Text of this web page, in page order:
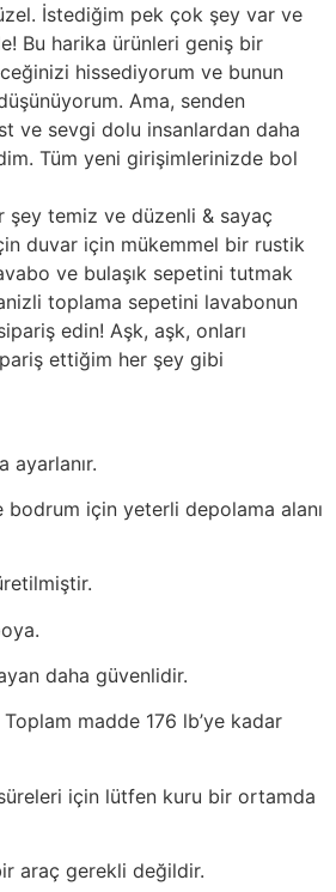
İstediğim pek çok şey var ve
Bu harika ürünleri geniş bir
hissediyorum ve bunun
Ama, senden
ve sevgi dolu insanlardan daha
Tüm yeni girişimlerinizde bol
şey temiz ve düzenli & sayaç
duvar için mükemmel bir rustik
ve bulaşık sepetini tutmak
toplama sepetini lavabonun
edin! Aşk, aşk, onları
ettiğim her şey gibi
ayarlanır.
için yeterli depolama alanı
daha güvenlidir.
madde 176 lb’ye kadar
için lütfen kuru bir ortamda
araç gerekli değildir.